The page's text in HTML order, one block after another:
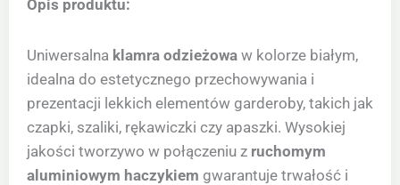
Opis produktu:
Uniwersalna klamra odzieżowa w kolorze białym,
idealna do estetycznego przechowywania i
prezentacji lekkich elementów garderoby, takich jak
czapki, szaliki, rękawiczki czy apaszki. Wysokiej
jakości tworzywo w połączeniu z ruchomym
aluminiowym haczykiem gwarantuje trwałość i